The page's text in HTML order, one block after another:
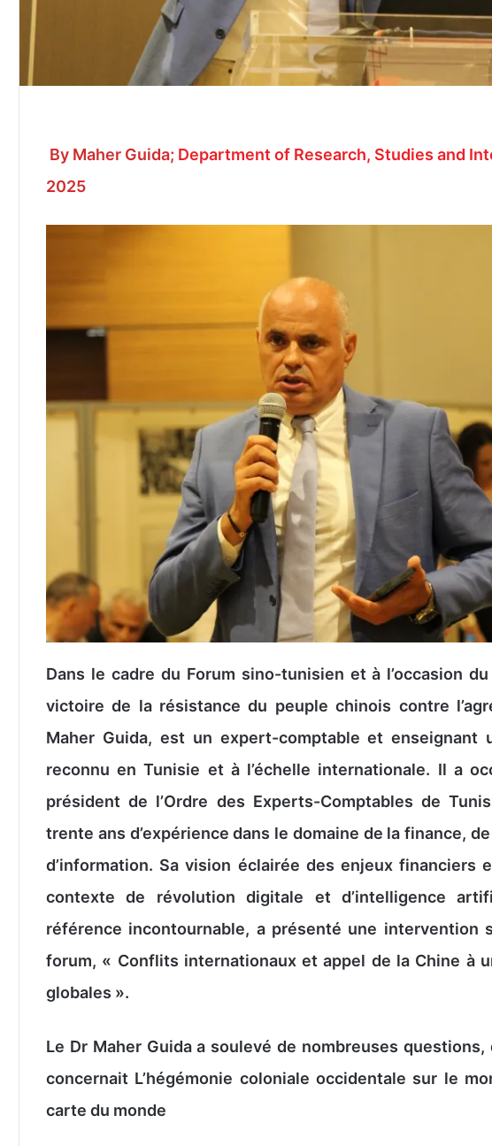
By Maher Guida; Department of Research, Studies and
2025
Dans le cadre du Forum sino-tunisien et à l’occasion
victoire de la résistance du peuple chinois contre
Maher Guida, est un expert-comptable et enseignant
reconnu en Tunisie et à l’échelle internationale. Il a
président de l’Ordre des Experts-Comptables de
trente ans d’expérience dans le domaine de la finance,
d’information. Sa vision éclairée des enjeux financiers
contexte de révolution digitale et d’intelligence
référence incontournable, a présenté une intervention
forum, « Conflits internationaux et appel de la Chine à
globales ».
Le Dr Maher Guida a soulevé de nombreuses
concernait L’hégémonie coloniale occidentale sur le
carte du monde